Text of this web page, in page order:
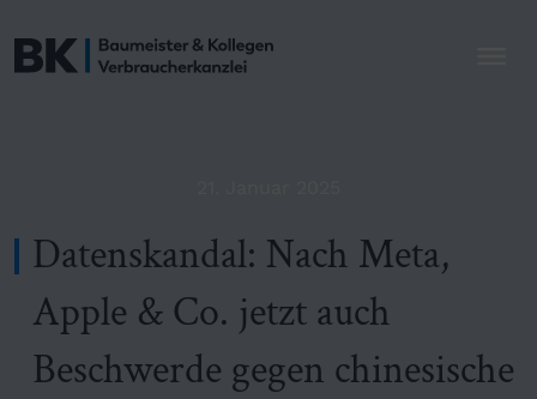
Datenskandal: Nach Meta,
Apple & Co. jetzt auch
Beschwerde gegen chinesische